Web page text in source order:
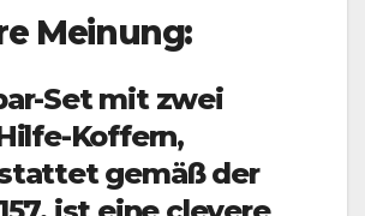
Meinung:
Set mit zwei
Koffern,
gemäß der